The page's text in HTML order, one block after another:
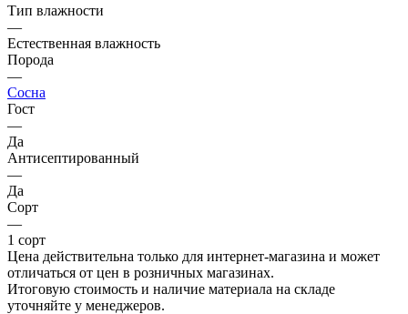
Тип влажности
—
Естественная влажность
Порода
—
Сосна
Гост
—
Да
Антисептированный
—
Да
Сорт
—
1 сорт
Цена действительна только для интернет-магазина и может
отличаться от цен в розничных магазинах.
Итоговую стоимость и наличие материала на складе
уточняйте у менеджеров.